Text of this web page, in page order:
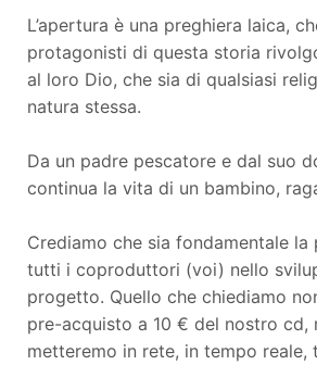
L’apertura è una preghiera laica,
protagonisti di questa storia
al loro Dio, che sia di qualsiasi
natura stessa.
Da un padre pescatore e dal suo
continua la vita di un bambino,
Crediamo che sia fondamentale
tutti i coproduttori (voi) nello
progetto. Quello che chiediamo
pre-acquisto a 10 € del nostro cd,
metteremo in rete, in tempo